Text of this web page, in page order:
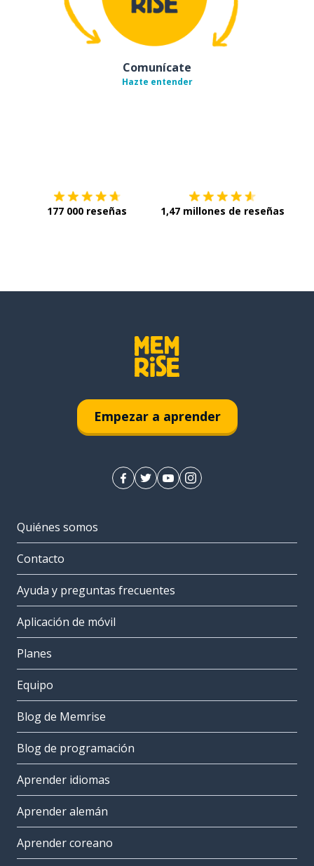
Comunícate
Hazte entender
177 000 reseñas 1,47 millones de reseñas
Empezar a aprender
Quiénes somos
Contacto
Ayuda y preguntas frecuentes
Aplicación de móvil
Planes
Equipo
Blog de Memrise
Blog de programación
Aprender idiomas
Aprender alemán
Aprender coreano